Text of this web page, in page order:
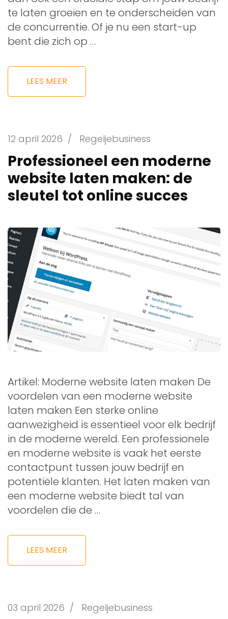
te laten groeien en te onderscheiden van
de concurrentie. Of je nu een start-up
bent die zich op …
LEES MEER
12 april 2026 / Regeljebusiness
Professioneel een moderne
website laten maken: de
sleutel tot online succes
Artikel: Moderne website laten maken De
voordelen van een moderne website
laten maken Een sterke online
aanwezigheid is essentieel voor elk bedrijf
in de moderne wereld. Een professionele
en moderne website is vaak het eerste
contactpunt tussen jouw bedrijf en
potentiële klanten. Het laten maken van
een moderne website biedt tal van
voordelen die de …
LEES MEER
03 april 2026 / Regeljebusiness